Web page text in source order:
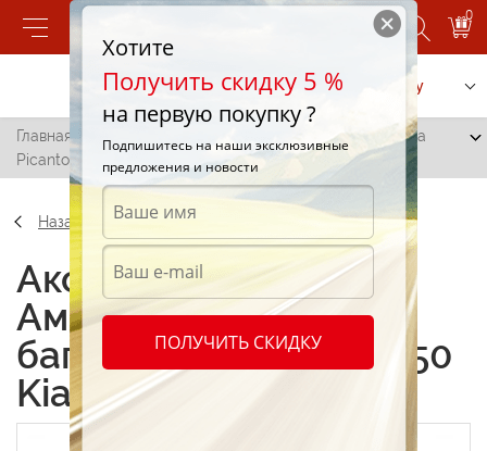
0
Позвонить Заказать услугу
Главная /
Амортизатор для багажника ALGC 8.0350 Kia
Picanto 335N
Назад
Аксессуары
Амортизатор для
багажника ALGC 8.0350
Kia Picanto 335N
Хотите
Получить скидку 5 %
на первую покупку ?
Подпишитесь на наши эксклюзивные
предложения и новости
ПОЛУЧИТЬ СКИДКУ